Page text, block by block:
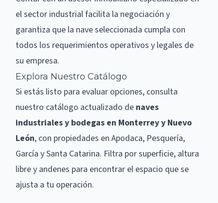
el sector industrial facilita la negociación y
garantiza que la nave seleccionada cumpla con
todos los requerimientos operativos y legales de
su empresa.
Explora Nuestro Catálogo
Si estás listo para evaluar opciones, consulta
nuestro catálogo actualizado de naves
industriales y bodegas en Monterrey y Nuevo
León, con propiedades en Apodaca, Pesquería,
García y Santa Catarina. Filtra por superficie, altura
libre y andenes para encontrar el espacio que se
ajusta a tu operación.